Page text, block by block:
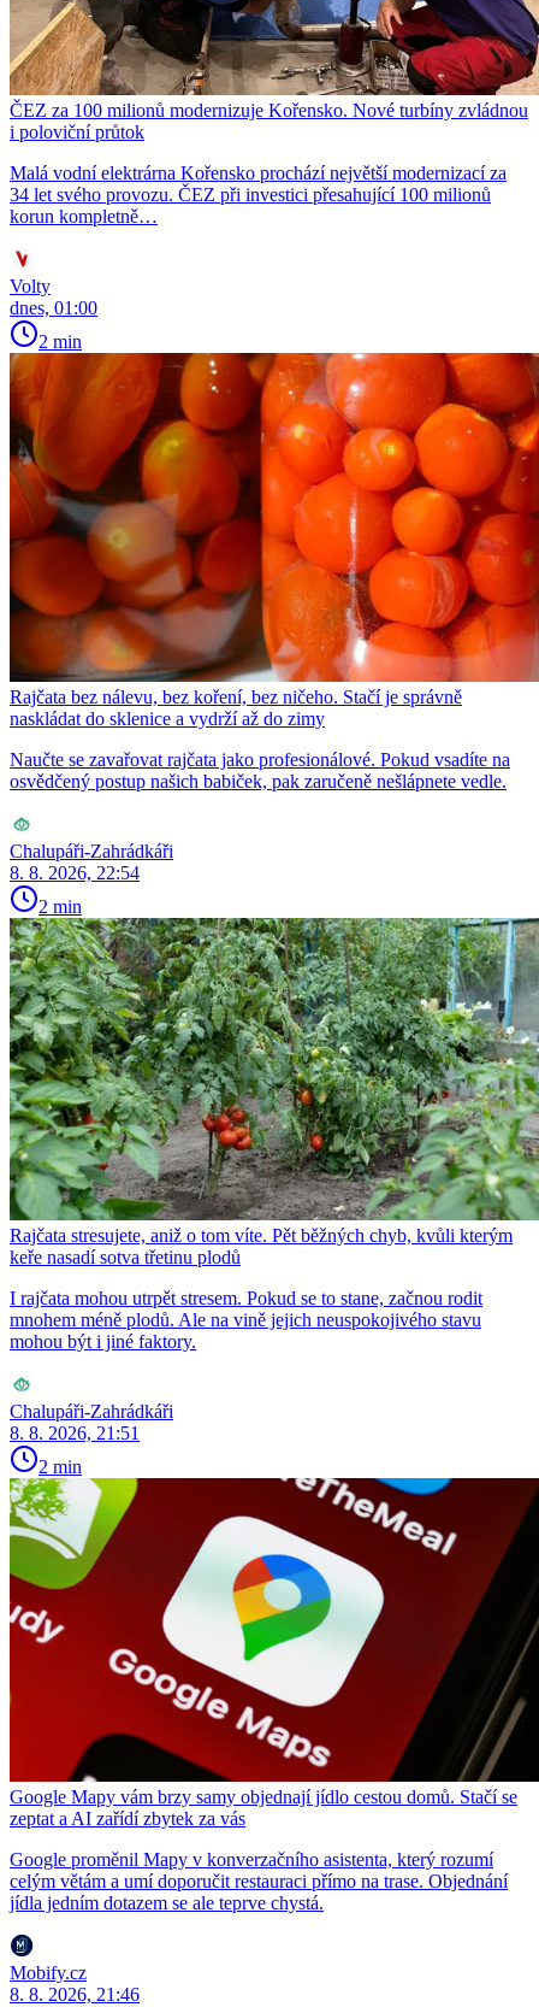
ČEZ za 100 milionů modernizuje Kořensko. Nové turbíny zvládnou
i poloviční průtok
Malá vodní elektrárna Kořensko prochází největší modernizací za
34 let svého provozu. ČEZ při investici přesahující 100 milionů
korun kompletně…
Volty
dnes, 01:00
2 min
Rajčata bez nálevu, bez koření, bez ničeho. Stačí je správně
naskládat do sklenice a vydrží až do zimy
Naučte se zavařovat rajčata jako profesionálové. Pokud vsadíte na
osvědčený postup našich babiček, pak zaručeně nešlápnete vedle.
Chalupáři-Zahrádkáři
8. 8. 2026, 22:54
2 min
Rajčata stresujete, aniž o tom víte. Pět běžných chyb, kvůli kterým
keře nasadí sotva třetinu plodů
I rajčata mohou utrpět stresem. Pokud se to stane, začnou rodit
mnohem méně plodů. Ale na vině jejich neuspokojivého stavu
mohou být i jiné faktory.
Chalupáři-Zahrádkáři
8. 8. 2026, 21:51
2 min
Google Mapy vám brzy samy objednají jídlo cestou domů. Stačí se
zeptat a AI zařídí zbytek za vás
Google proměnil Mapy v konverzačního asistenta, který rozumí
celým větám a umí doporučit restauraci přímo na trase. Objednání
jídla jedním dotazem se ale teprve chystá.
Mobify.cz
8. 8. 2026, 21:46